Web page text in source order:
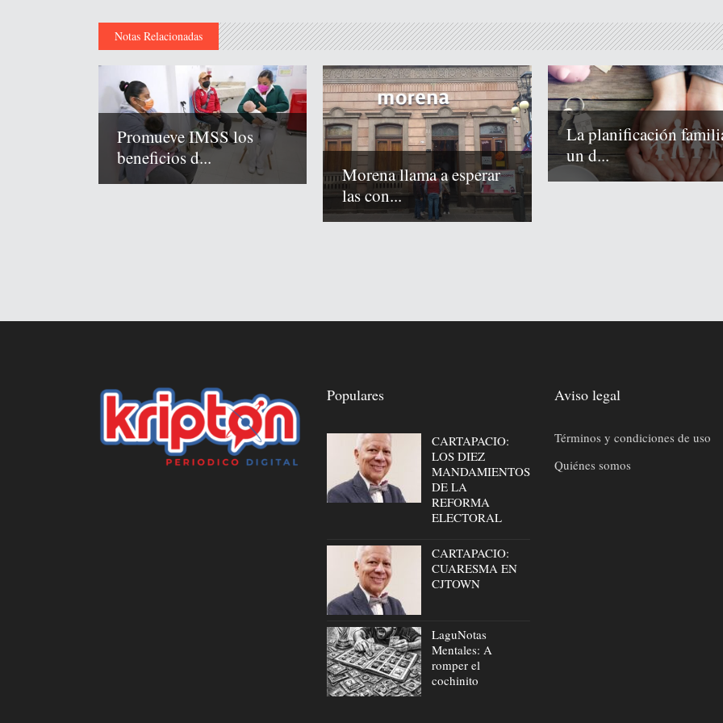
Notas Relacionadas
Promueve IMSS los
beneficios d...
Morena llama a esperar
las con...
La planificación
un d...
Populares
CARTAPACIO:
LOS DIEZ
MANDAMIENTOS
DE LA
REFORMA
ELECTORAL
CARTAPACIO:
CUARESMA EN
CJTOWN
LaguNotas
Mentales: A
romper el
cochinito
Aviso legal
Términos y condiciones de uso
Quiénes somos